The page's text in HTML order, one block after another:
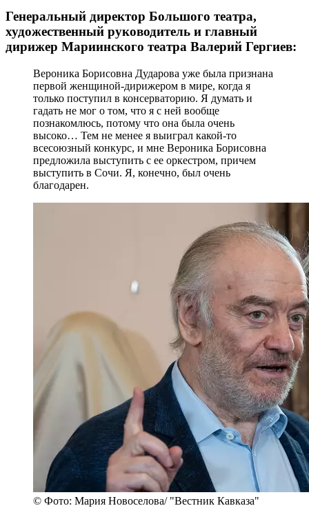
Генеральный директор Большого театра,
художественный руководитель и главный
дирижер Мариинского театра Валерий Гергиев:
Вероника Борисовна Дударова уже была признана
первой женщиной-дирижером в мире, когда я
только поступил в консерваторию. Я думать и
гадать не мог о том, что я с ней вообще
познакомлюсь, потому что она была очень
высоко… Тем не менее я выиграл какой-то
всесоюзный конкурс, и мне Вероника Борисовна
предложила выступить с ее оркестром, причем
выступить в Сочи. Я, конечно, был очень
благодарен.
© Фото: Мария Новоселова/ "Вестник Кавказа"